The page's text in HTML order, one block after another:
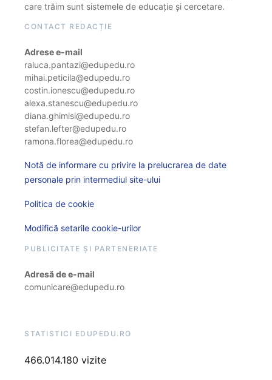
care trăim sunt sistemele de educație și cercetare.
CONTACT REDACȚIE
Adrese e-mail
raluca.pantazi@edupedu.ro
mihai.peticila@edupedu.ro
costin.ionescu@edupedu.ro
alexa.stanescu@edupedu.ro
diana.ghimisi@edupedu.ro
stefan.lefter@edupedu.ro
ramona.florea@edupedu.ro
Notă de informare cu privire la prelucrarea de date
personale prin intermediul site-ului
Politica de cookie
Modifică setarile cookie-urilor
PUBLICITATE ȘI PARTENERIATE
Adresă de e-mail
comunicare@edupedu.ro
STATISTICI EDUPEDU.RO
466.014.180 vizite